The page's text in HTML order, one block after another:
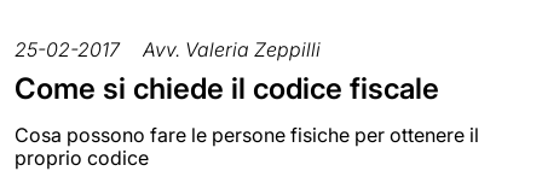
25-02-2017 Avv. Valeria Zeppilli
Come si chiede il codice fiscale
Cosa possono fare le persone fisiche per ottenere il
proprio codice